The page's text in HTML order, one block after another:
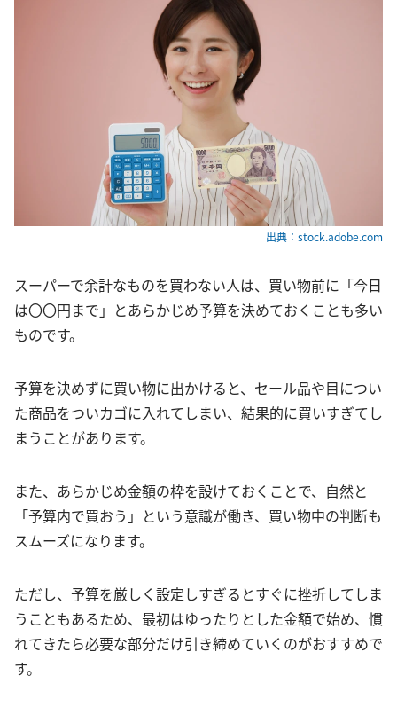
出典：stock.adobe.com
スーパーで余計なものを買わない人は、買い物前に「今日
は〇〇円まで」とあらかじめ予算を決めておくことも多い
ものです。
予算を決めずに買い物に出かけると、セール品や目につい
た商品をついカゴに入れてしまい、結果的に買いすぎてし
まうことがあります。
また、あらかじめ金額の枠を設けておくことで、自然と
「予算内で買おう」という意識が働き、買い物中の判断も
スムーズになります。
ただし、予算を厳しく設定しすぎるとすぐに挫折してしま
うこともあるため、最初はゆったりとした金額で始め、慣
れてきたら必要な部分だけ引き締めていくのがおすすめで
す。